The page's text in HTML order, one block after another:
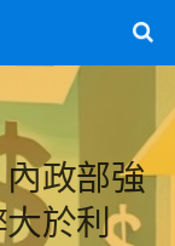
政部強
於利